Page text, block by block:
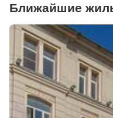
Ближайшие